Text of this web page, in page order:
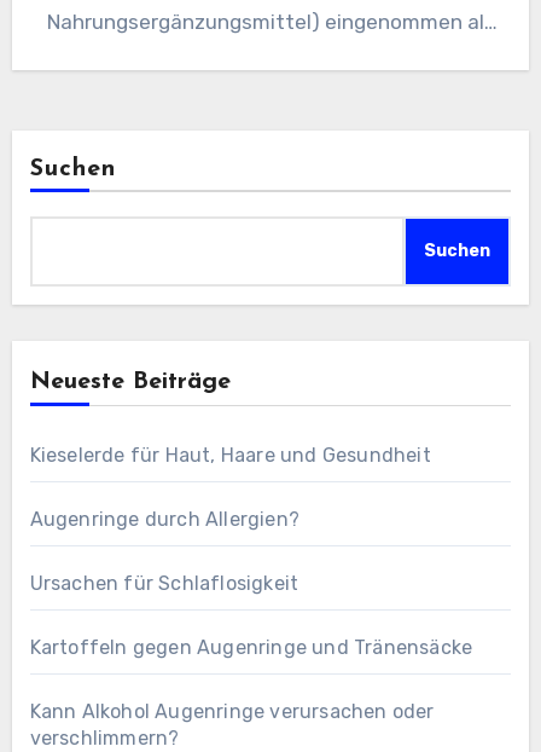
Nahrungsergänzungsmittel) eingenommen als
Suchen
Suchen
Neueste Beiträge
Kieselerde für Haut, Haare und Gesundheit
Augenringe durch Allergien?
Ursachen für Schlaflosigkeit
Kartoffeln gegen Augenringe und Tränensäcke
Kann Alkohol Augenringe verursachen oder
verschlimmern?